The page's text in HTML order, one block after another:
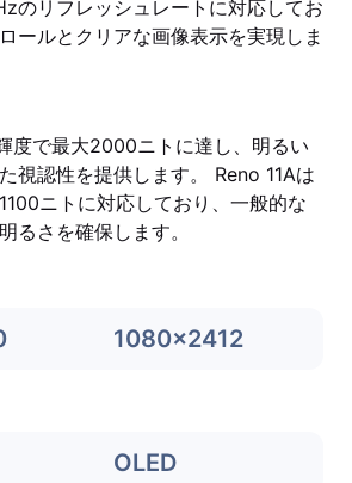
のリフレッシュレートに対応してお
ールとクリアな画像表示を実現しま
度で最大2000ニトに達し、明るい
視認性を提供します。 Reno 11Aは
ニトに対応しており、一般的な
るさを確保します。
1080x2412
OLED